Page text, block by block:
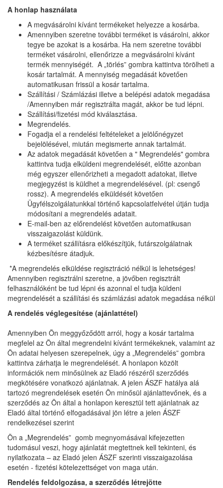
A honlap használata
A megvásárolni kívánt termékeket helyezze a kosárba.
Amennyiben szeretne további terméket is vásárolni, akkor
tegye be azokat is a kosárba. Ha nem szeretne további
terméket vásárolni, ellenőrizze a megvásárolni kívánt
termék mennyiségét. A „törlés” gombra kattintva törölheti a
kosár tartalmát. A mennyiség megadását követően
automatikusan frissül a kosár tartalma.
Szállítási / Számlázási illetve a belépési adatok megadása
/Amennyiben már regisztrálta magát, akkor be tud lépni.
Szállítási/fizetési mód kiválasztása.
Megrendelés.
Fogadja el a rendelési feltételeket a jelölőnégyzet
bejelölésével, miután megismerte annak tartalmát.
Az adatok megadását követően a " Megrendelés" gombra
kattintva tudja elküldeni megrendelését, előtte azonban
még egyszer ellenőrizheti a megadott adatokat, illetve
megjegyzést is küldhet a megrendelésével. (pl: csengő
rossz). A megrendelés elküldését követően
Ügyfélszolgálatunkkal történő kapcsolatfelvétel útján tudja
módosítani a megrendelés adatait.
E-mail-ben az előrendelést követően automatikusan
visszaigazolást küldünk.
A terméket szállításra előkészítjük, futárszolgálatnak
kézbesítésre átadjuk.
*A megrendelés elküldése regisztráció nélkül is lehetséges!
Amennyiben regisztrálni szeretne, a jövőben regisztrált
felhasználóként be tud lépni és azonnal el tudja küldeni
megrendelését a szállítási és számlázási adatok megadása nélkül
A rendelés véglegesítése (ajánlattétel)
Amennyiben Ön meggyőződött arról, hogy a kosár tartalma
megfelel az Ön által megrendelni kívánt termékeknek, valamint az
Ön adatai helyesen szerepelnek, úgy a „Megrendelés” gombra
kattintva zárhatja le megrendelését. A honlapon közölt
információk nem minősülnek az Eladó részéről szerződés
megkötésére vonatkozó ajánlatnak. A jelen ÁSZF hatálya alá
tartozó megrendelések esetén Ön minősül ajánlattevőnek, és a
szerződés az Ön által a honlapon keresztül tett ajánlatnak az
Eladó által történő elfogadásával jön létre a jelen ÁSZF
rendelkezései szerint
Ön a „Megrendelés” gomb megnyomásával kifejezetten
tudomásul veszi, hogy ajánlatát megtettnek kell tekinteni, és
nyilatkozata – az Eladó jelen ÁSZF szerinti visszaigazolása
esetén - fizetési kötelezettséget von maga után.
Rendelés feldolgozása, a szerződés létrejötte